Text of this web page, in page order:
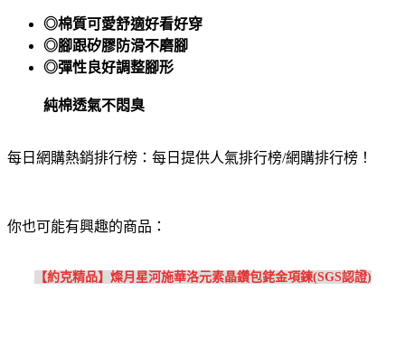
◎棉質可愛舒適好看好穿
◎腳跟矽膠防滑不磨腳
◎彈性良好調整腳形
純棉透氣不悶臭
每日網購熱銷排行榜：每日提供人氣排行榜/網購排行榜！
你也可能有興趣的商品：
【約克精品】燦月星河施華洛元素晶鑽包銠金項鍊(SGS認證)